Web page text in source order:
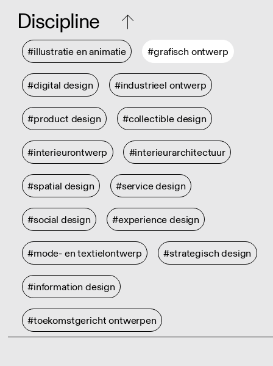
Discipline
#illustratie en animatie #grafisch ontwerp
#digital design #industrieel ontwerp
#product design #collectible design
#interieurontwerp #interieurarchitectuur
#spatial design #service design
#social design #experience design
#mode- en textielontwerp #strategisch design
#information design
#toekomstgericht ontwerpen